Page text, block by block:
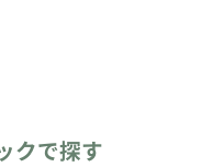
クで探す